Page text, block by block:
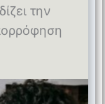
την